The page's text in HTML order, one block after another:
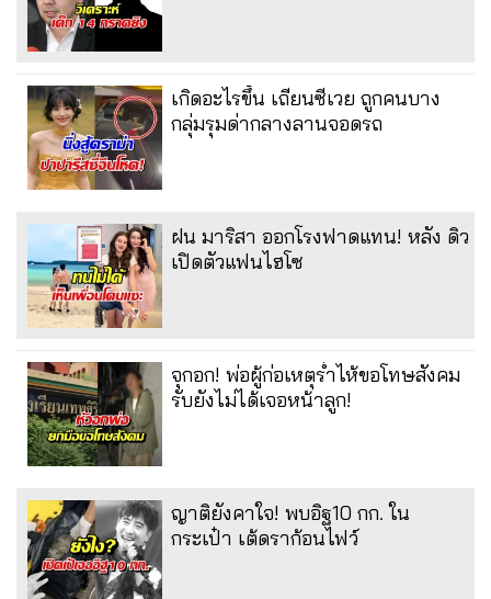
เกิดอะไรขึ้น เถียนซีเวย ถูกคนบาง
กลุ่มรุมด่ากลางลานจอดรถ
ฝน มาริสา ออกโรงฟาดแทน! หลัง ดิว
เปิดตัวแฟนไฮโซ
จุกอก! พ่อผู้ก่อเหตุร่ำไห้ขอโทษสังคม
รับยังไม่ได้เจอหน้าลูก!
ญาติยังคาใจ! พบอิฐ10 กก. ใน
กระเป๋า เต้ดราก้อนไฟว์